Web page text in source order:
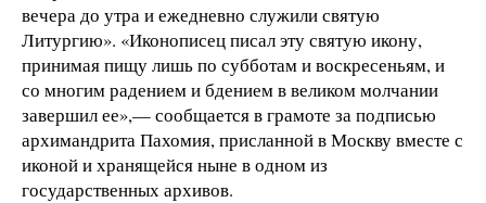
вечера до утра и ежедневно служили святую
Литургию». «Иконописец писал эту святую икону,
принимая пищу лишь по субботам и воскресеньям, и
со многим радением и бдением в великом молчании
завершил ее»,— сообщается в грамоте за подписью
архимандрита Пахомия, присланной в Москву вместе с
иконой и хранящейся ныне в одном из
государственных архивов.